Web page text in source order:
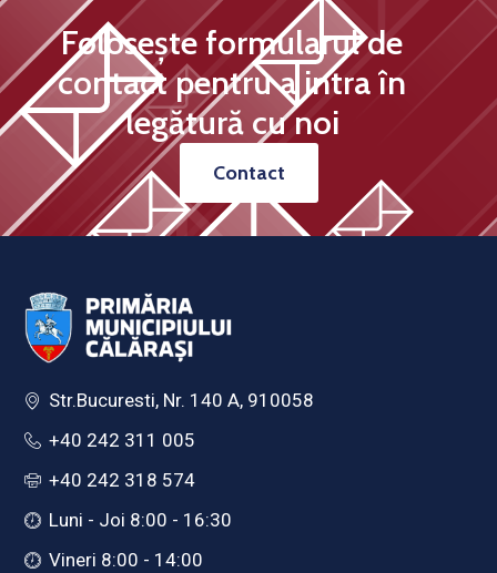
Folosește formularul de
contact pentru a intra în
legătură cu noi
Contact
Str.Bucuresti, Nr. 140 A, 910058
+40 242 311 005
+40 242 318 574
Luni - Joi 8:00 - 16:30
Vineri 8:00 - 14:00